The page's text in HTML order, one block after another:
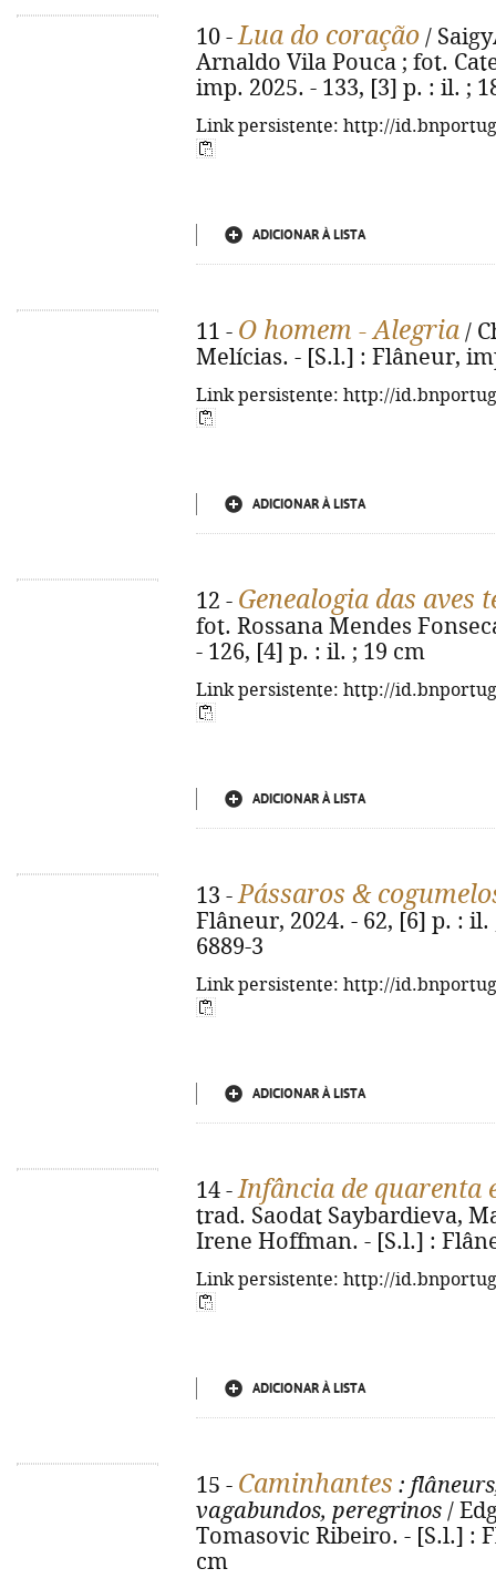
10 -Lua do coração /
Arnaldo Vila Pouca ; fot.
imp. 2025. - 133, [3] p. : il. ;
Link persistente: http://
ADICIONAR À LISTA
11 - O homem - Alegria /
Melícias. - [S.l.] : Flâneur,
Link persistente: http://
ADICIONAR À LISTA
12 - Genealogia das aves
fot. Rossana Mendes
- 126, [4] p. : il. ; 19 cm
Link persistente: http://
ADICIONAR À LISTA
13 -Pássaros &
Flâneur, 2024. - 62, [6] p. : il.
6889-3
Link persistente: http://
ADICIONAR À LISTA
14 -Infância de quarenta
trad. Saodat Saybardieva,
Irene Hoffman. - [S.l.] :
Link persistente: http://
ADICIONAR À LISTA
15 - Caminhantes :
vagabundos, peregrinos /
Tomasovic Ribeiro. - [S.l.] :
cm